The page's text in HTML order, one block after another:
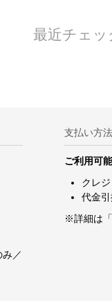
最近チェッ
／
支払い方
ご利用可
クレ
代金
※詳細は「